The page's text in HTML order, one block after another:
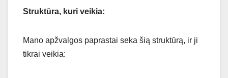
Struktūra, kuri veikia:
Mano apžvalgos paprastai seka šią struktūrą, ir ji
tikrai veikia: